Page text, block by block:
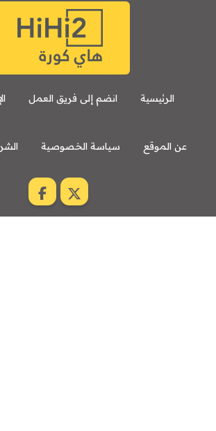
الرئيسية انضم إلى فريق العمل
عن الموقع سياسة الخصوصية